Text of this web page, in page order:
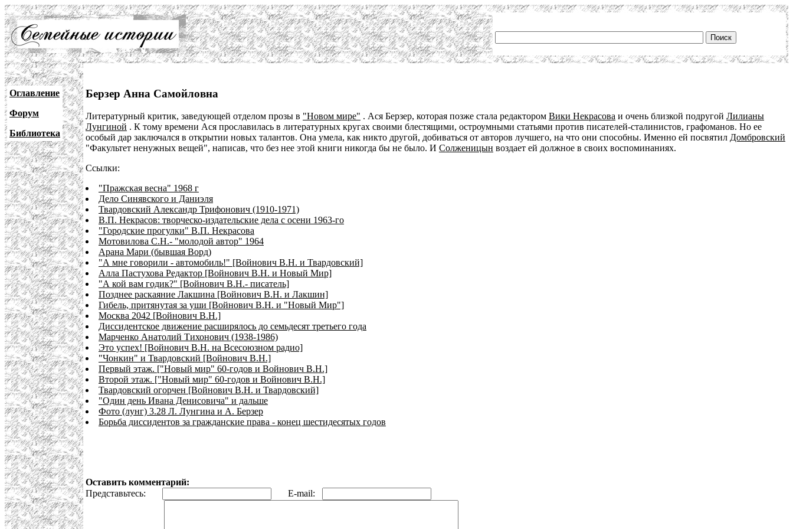
Оглавление
Форум
Библиотека
Берзер Анна Самойловна
Литературный критик, заведующей отделом прозы в "Новом мире" . Ася Берзер, которая позже стала редактором Вики Некрасова и очень близкой подругой Лилианы
Лунгиной . К тому времени Ася прославилась в литературных кругах своими блестящими, остроумными статьями против писателей-сталинистов, графоманов. Но ее
особый дар заключался в открытии новых талантов. Она умела, как никто другой, добиваться от авторов лучшего, на что они способны. Именно ей посвятил Домбровский
"Факультет ненужных вещей", написав, что без нее этой книги никогда бы не было. И Солженицын воздает ей должное в своих воспоминаниях.
Ссылки:
"Пражская весна" 1968 г
Дело Синявского и Даниэля
Твардовский Александр Трифонович (1910-1971)
В.П. Некрасов: творческо-издательские дела с осени 1963-го
"Городские прогулки" В.П. Некрасова
Мотовилова С.Н.- "молодой автор" 1964
Арана Мари (бывшая Ворд)
"А мне говорили - автомобиль!" [Войнович В.Н. и Твардовский]
Алла Пастухова Редактор [Войнович В.Н. и Новый Мир]
"А кой вам годик?" [Войнович В.Н.- писатель]
Позднее раскаяние Лакшина [Войнович В.Н. и Лакшин]
Гибель, притянутая за уши [Войнович В.Н. и "Новый Мир"]
Москва 2042 [Войнович В.Н.]
Диссидентское движение расширялось до семьдесят третьего года
Марченко Анатолий Тихонович (1938-1986)
Это успех! [Войнович В.Н. на Всесоюзном радио]
"Чонкин" и Твардовский [Войнович В.Н.]
Первый этаж. ["Новый мир" 60-годов и Войнович В.Н.]
Второй этаж. ["Новый мир" 60-годов и Войнович В.Н.]
Твардовский огорчен [Войнович В.Н. и Твардовский]
"Один день Ивана Денисовича" и дальше
Фото (лунг) 3.28 Л. Лунгина и А. Берзер
Борьба диссидентов за гражданские права - конец шестидесятых годов
Оставить комментарий:
Представьтесь:
E-mail: